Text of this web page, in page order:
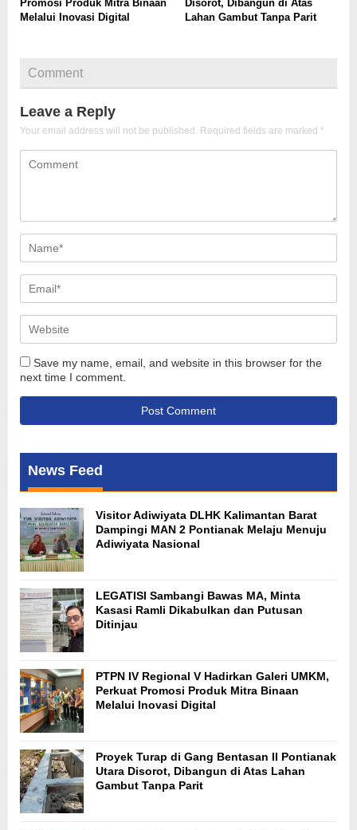
Promosi Produk Mitra Binaan
Melalui Inovasi Digital
Disorot, Dibangun di Atas
Lahan Gambut Tanpa Parit
Comment
Leave a Reply
Your email address will not be published. Required fields are marked *
Save my name, email, and website in this browser for the
next time I comment.
News Feed
Visitor Adiwiyata DLHK Kalimantan Barat
Dampingi MAN 2 Pontianak Melaju Menuju
Adiwiyata Nasional
LEGATISI Sambangi Bawas MA, Minta
Kasasi Ramli Dikabulkan dan Putusan
Ditinjau
PTPN IV Regional V Hadirkan Galeri UMKM,
Perkuat Promosi Produk Mitra Binaan
Melalui Inovasi Digital
Proyek Turap di Gang Bentasan II Pontianak
Utara Disorot, Dibangun di Atas Lahan
Gambut Tanpa Parit